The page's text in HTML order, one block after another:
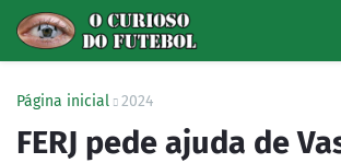
Página inicial 2024
FERJ pede ajuda de